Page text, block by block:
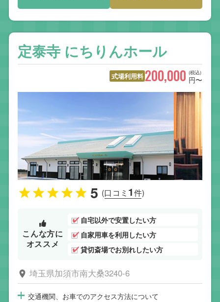
定泰寺 にちりんホール
式場利用料 (税込)
200,000 円〜
5 (口コミ 1件)
こんな方に
オススメ
自宅以外で安置したい方
自家用車を利用したい方
貸切斎場でお別れしたい方
埼玉県加須市南大桑3240-6
交通機関、お車でのアクセス方法について